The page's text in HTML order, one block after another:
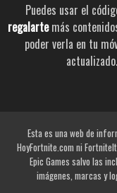
Puedes usar el
regalartemás
poder verla en tu
Esta es una web de
HoyFortnite.com ni
Epic Games salvo las
imágenes, marcas y